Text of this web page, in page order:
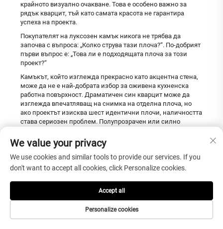
крайното визуално очакване. Това е особено важно за
рядък кварцит, тъй като самата красота не гарантира
успеха на проекта.
Покупателят на луксозен камък никога не трябва да
започва с въпроса: „Колко струва тази плоча?“. По-добрият
първи въпрос е: „Това ли е подходящата плоча за този
проект?“
Камъкът, който изглежда прекрасно като акцентна стена,
може да не е най-добрата избор за оживена кухненска
работна повърхност. Драматичен син кварцит може да
изглежда впечатляващ на снимка на отделна плоча, но
ако проектът изисква шест идентични плочи, наличността
става сериозен проблем. Полупрозрачен или силно
но е труден за използване в множество отрязани части
без внимателно планиране на подреждането.
Затова покупателите трябва да разглеждат набавянето на
кварцит като поредица от решения, а не като прост
търсене на продукт.
Стъпка 1: Определете
We value your privacy
We use cookies and similar tools to provide our services. If you
don't want to accept all cookies, click Personalize cookies.
Personalize cookies
Accept all